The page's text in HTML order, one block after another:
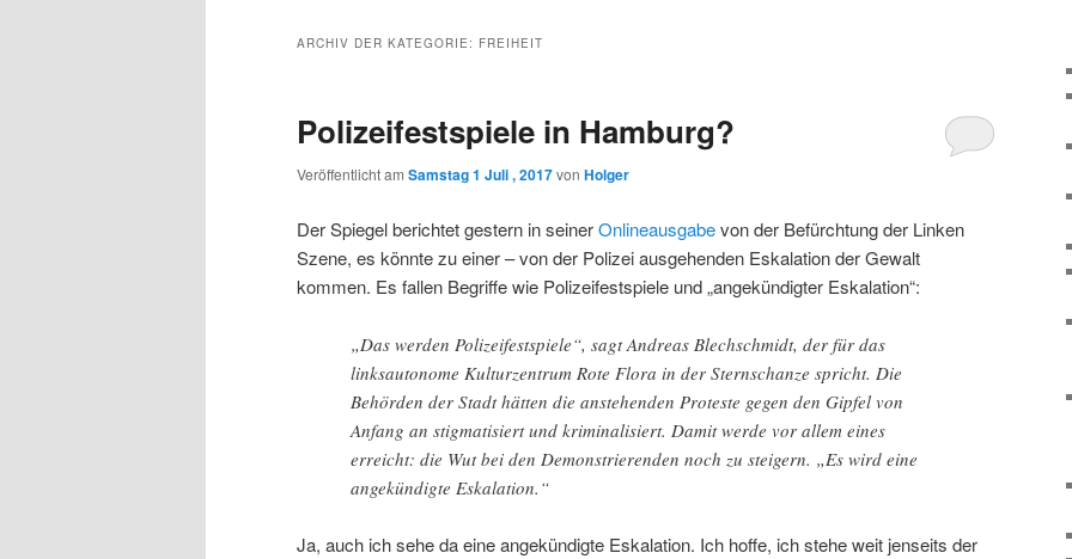
wechseln
ARCHIV DER KATEGORIE: FREIHEIT
Polizeifestspiele in Hamburg?
Veröffentlicht am Samstag 1 Juli , 2017von Holger
Der Spiegel berichtet gestern in seinerOnlineausgabevon der Befürchtung der Linken
Szene, es könnte zu einer – von der Polizei ausgehenden Eskalation der Gewalt
kommen. Es fallen Begriffe wie Polizeifestspiele und „angekündigter Eskalation“:
„Das werden Polizeifestspiele“, sagt Andreas Blechschmidt, der für das
linksautonome Kulturzentrum Rote Flora in der Sternschanze spricht. Die
Behörden der Stadt hätten die anstehenden Proteste gegen den Gipfel von
Anfang an stigmatisiert und kriminalisiert. Damit werde vor allem eines
erreicht: die Wut bei den Demonstrierenden noch zu steigern. „Es wird eine
angekündigte Eskalation.“
Ja, auch ich sehe da eine angekündigte Eskalation. Ich hoffe, ich stehe weit jenseits der